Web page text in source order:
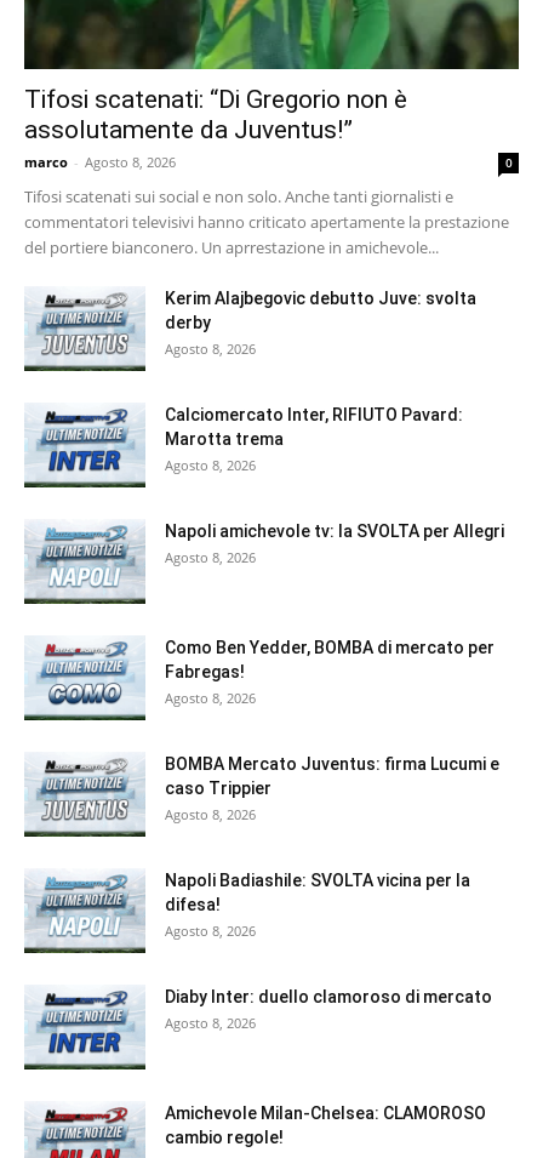
Tifosi scatenati: “Di Gregorio non è
assolutamente da Juventus!”
marco - Agosto 8, 2026 0
Tifosi scatenati sui social e non solo. Anche tanti giornalisti e
commentatori televisivi hanno criticato apertamente la prestazione
del portiere bianconero. Un aprrestazione in amichevole...
Kerim Alajbegovic debutto Juve: svolta
derby
Agosto 8, 2026
Calciomercato Inter, RIFIUTO Pavard:
Marotta trema
Agosto 8, 2026
Napoli amichevole tv: la SVOLTA per Allegri
Agosto 8, 2026
Como Ben Yedder, BOMBA di mercato per
Fabregas!
Agosto 8, 2026
BOMBA Mercato Juventus: firma Lucumi e
caso Trippier
Agosto 8, 2026
Napoli Badiashile: SVOLTA vicina per la
difesa!
Agosto 8, 2026
Diaby Inter: duello clamoroso di mercato
Agosto 8, 2026
Amichevole Milan-Chelsea: CLAMOROSO
cambio regole!